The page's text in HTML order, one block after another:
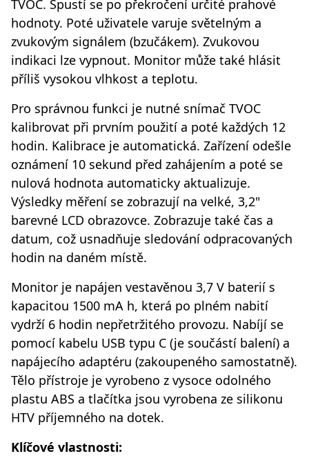
TVOC. Spustí se po překročení určité prahové
hodnoty. Poté uživatele varuje světelným a
zvukovým signálem (bzučákem). Zvukovou
indikaci lze vypnout. Monitor může také hlásit
příliš vysokou vlhkost a teplotu.
Pro správnou funkci je nutné snímač TVOC
kalibrovat při prvním použití a poté každých 12
hodin. Kalibrace je automatická. Zařízení odešle
oznámení 10 sekund před zahájením a poté se
nulová hodnota automaticky aktualizuje.
Výsledky měření se zobrazují na velké, 3,2"
barevné LCD obrazovce. Zobrazuje také čas a
datum, což usnadňuje sledování odpracovaných
hodin na daném místě.
Monitor je napájen vestavěnou 3,7 V baterií s
kapacitou 1500 mA h, která po plném nabití
vydrží 6 hodin nepřetržitého provozu. Nabíjí se
pomocí kabelu USB typu C (je součástí balení) a
napájecího adaptéru (zakoupeného samostatně).
Tělo přístroje je vyrobeno z vysoce odolného
plastu ABS a tlačítka jsou vyrobena ze silikonu
HTV příjemného na dotek.
Klíčové vlastnosti: